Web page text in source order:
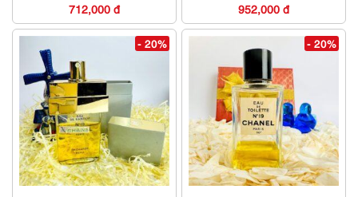
712,000 đ 952,000 đ
- 20% - 20%